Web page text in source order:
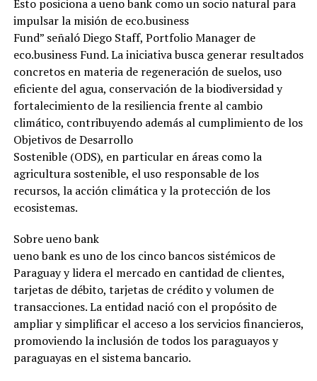
Esto posiciona a ueno bank como un socio natural para
impulsar la misión de eco.business
Fund” señaló Diego Staff, Portfolio Manager de
eco.business Fund. La iniciativa busca generar resultados
concretos en materia de regeneración de suelos, uso
eficiente del agua, conservación de la biodiversidad y
fortalecimiento de la resiliencia frente al cambio
climático, contribuyendo además al cumplimiento de los
Objetivos de Desarrollo
Sostenible (ODS), en particular en áreas como la
agricultura sostenible, el uso responsable de los
recursos, la acción climática y la protección de los
ecosistemas.
Sobre ueno bank
ueno bank es uno de los cinco bancos sistémicos de
Paraguay y lidera el mercado en cantidad de clientes,
tarjetas de débito, tarjetas de crédito y volumen de
transacciones. La entidad nació con el propósito de
ampliar y simplificar el acceso a los servicios financieros,
promoviendo la inclusión de todos los paraguayos y
paraguayas en el sistema bancario.